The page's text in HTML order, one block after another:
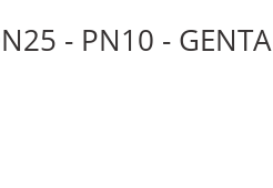
- PN10 - GENTA